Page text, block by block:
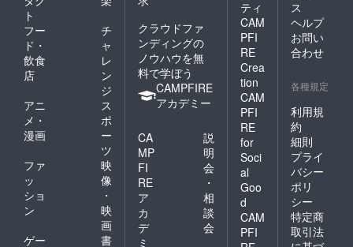
ト
フー
ド・
飲食
店
チ
ャ
レ
ン
ジ
アニ
メ・
漫画
ス
ポ
ー
ツ
ファ
ッ
ショ
ン
映
像
・
映
画
ゲー
書
クラウドファ
ンディングの
ノウハウを無
料で学ぼう
CAMPFIRE
アカデミー
CA
MP
FI
RE
ア
カ
デ
ミ
説
明
会
・
相
談
会
ティ
CAM
PFI
RE
Crea
tion
CAM
PFI
RE
for
Soci
al
Goo
d
CAM
PFI
ス
ヘルプ
お問い
合わせ
各種規定
利用規
約
細則
プライ
バシー
ポリ
シー
特定商
取引法